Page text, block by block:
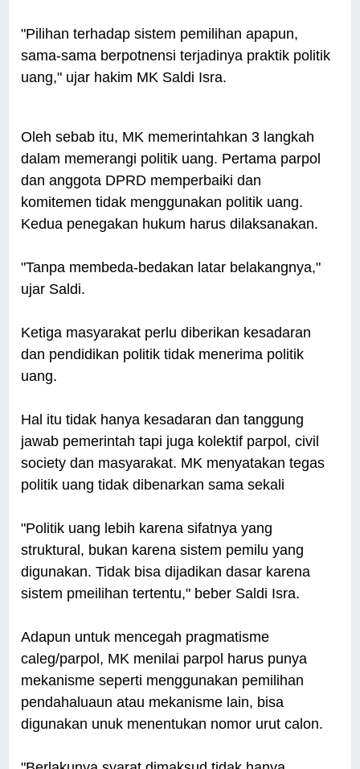
"Pilihan terhadap sistem pemilihan apapun,
sama-sama berpotnensi terjadinya praktik politik
uang," ujar hakim MK Saldi Isra.
Oleh sebab itu, MK memerintahkan 3 langkah
dalam memerangi politik uang. Pertama parpol
dan anggota DPRD memperbaiki dan
komitemen tidak menggunakan politik uang.
Kedua penegakan hukum harus dilaksanakan.
"Tanpa membeda-bedakan latar belakangnya,"
ujar Saldi.
Ketiga masyarakat perlu diberikan kesadaran
dan pendidikan politik tidak menerima politik
uang.
Hal itu tidak hanya kesadaran dan tanggung
jawab pemerintah tapi juga kolektif parpol, civil
society dan masyarakat. MK menyatakan tegas
politik uang tidak dibenarkan sama sekali
"Politik uang lebih karena sifatnya yang
struktural, bukan karena sistem pemilu yang
digunakan. Tidak bisa dijadikan dasar karena
sistem pmeilihan tertentu," beber Saldi Isra.
Adapun untuk mencegah pragmatisme
caleg/parpol, MK menilai parpol harus punya
mekanisme seperti menggunakan pemilihan
pendahaluaun atau mekanisme lain, bisa
digunakan unuk menentukan nomor urut calon.